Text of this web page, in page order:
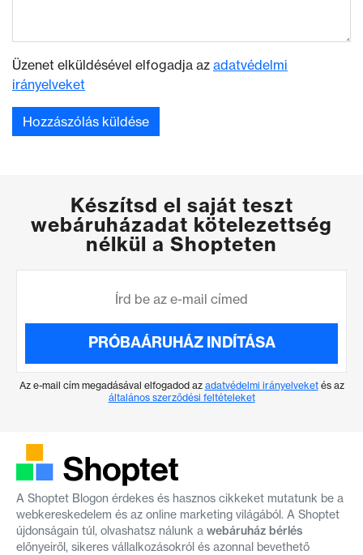
Üzenet elküldésével elfogadja az adatvédelmi
irányelveket
Készítsd el saját teszt
webáruházadat kötelezettség
nélkül a Shopteten
PRÓBAÁRUHÁZ INDÍTÁSA
Az e-mail cím megadásával elfogadod az adatvédelmi irányelveketés az
általános szerződési feltételeket
A Shoptet Blogon érdekes és hasznos cikkeket mutatunk be a
webkereskedelem és az online marketing világából. A Shoptet
újdonságain túl, olvashatsz nálunk a webáruház bérlés
előnyeiről, sikeres vállalkozásokról és azonnal bevethető